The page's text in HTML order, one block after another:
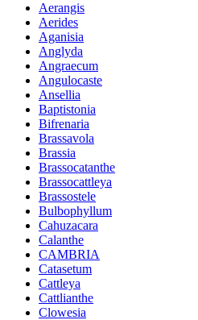
Aerangis
Aerides
Aganisia
Anglyda
Angraecum
Angulocaste
Ansellia
Baptistonia
Bifrenaria
Brassavola
Brassia
Brassocatanthe
Brassocattleya
Brassostele
Bulbophyllum
Cahuzacara
Calanthe
CAMBRIA
Catasetum
Cattleya
Cattlianthe
Clowesia